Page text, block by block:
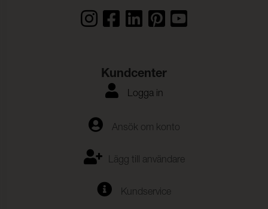
Kundcenter
Logga in
Ansök om konto
Lägg till användare
Kundservice